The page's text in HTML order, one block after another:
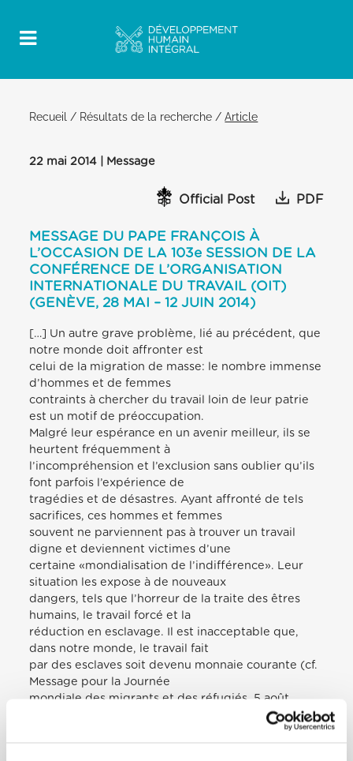
Recueil / Résultats de la recherche /Article
22 mai 2014 | Message
Official Post PDF
MESSAGE DU PAPE FRANÇOIS À
L’OCCASION DE LA 103e SESSION DE LA
CONFÉRENCE DE L’ORGANISATION
INTERNATIONALE DU TRAVAIL (OIT)
(GENÈVE, 28 MAI – 12 JUIN 2014)
[…] Un autre grave problème, lié au précédent, que
notre monde doit affronter est
celui de la migration de masse: le nombre immense
d’hommes et de femmes
contraints à chercher du travail loin de leur patrie
est un motif de préoccupation.
Malgré leur espérance en un avenir meilleur, ils se
heurtent fréquemment à
l’incompréhension et l’exclusion sans oublier qu’ils
font parfois l’expérience de
tragédies et de désastres. Ayant affronté de tels
sacrifices, ces hommes et femmes
souvent ne parviennent pas à trouver un travail
digne et deviennent victimes d’une
certaine «mondialisation de l’indifférence». Leur
situation les expose à de nouveaux
dangers, tels que l’horreur de la traite des êtres
humains, le travail forcé et la
réduction en esclavage. Il est inacceptable que,
dans notre monde, le travail fait
par des esclaves soit devenu monnaie courante (cf.
Message pour la Journée
mondiale des migrants et des réfugiés, 5 août
La traite des êtres humains est une plaie, un crime